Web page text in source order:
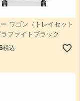
ワゴン（トレイセット
ファイトブラック
税込